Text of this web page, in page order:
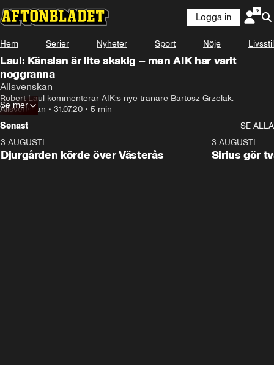
Logga in
Hem Serier Nyheter Sport Nöje Livsstil
Laul: Känslan är lite skakig – men AIK har varit
noggranna
Allsvenskan
Robert Laul kommenterar AIK:s nye tränare Bartosz Grzelak.
Allsvenskan • 31.07.20 • 5 min
Se mer
Senast
SE ALLA
3 AUGUSTI
Djurgården körde över Västerås
3 AUGUSTI
Sirius gör